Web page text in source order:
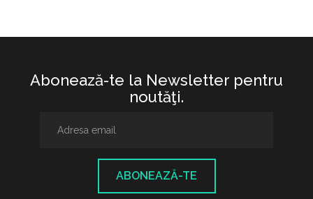
Abonează-te la Newsletter pentru
noutăţi.
ABONEAZĂ-TE